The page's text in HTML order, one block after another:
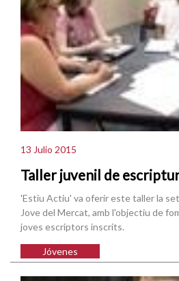
13 Julio 2015
Taller juvenil de
'Estiu Actiu' va oferir este taller la
Jove del Mercat, amb l'objectiu de
joves escriptors inscrits.
Jóvenes